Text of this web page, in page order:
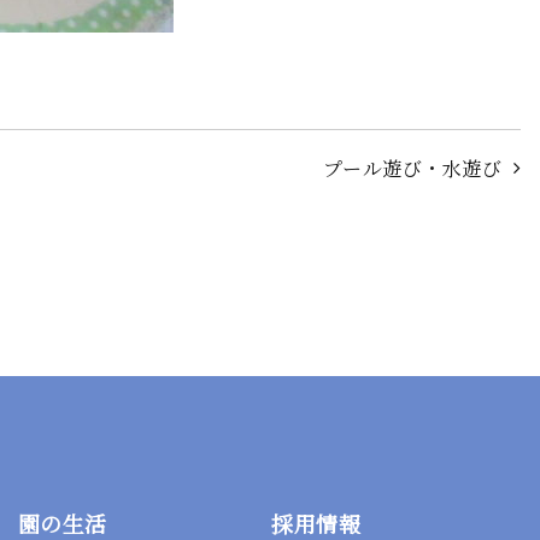
プール遊び・水遊び
園の生活 採用情報